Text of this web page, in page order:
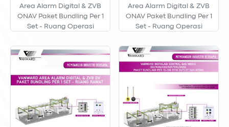
Area Alarm Digital & ZVB
ONAV Paket Bundling Per 1
Set - Ruang Operasi
Area Alarm Digital & ZVB
ONAV Paket Bundling Per 1
Set - Ruang Operasi